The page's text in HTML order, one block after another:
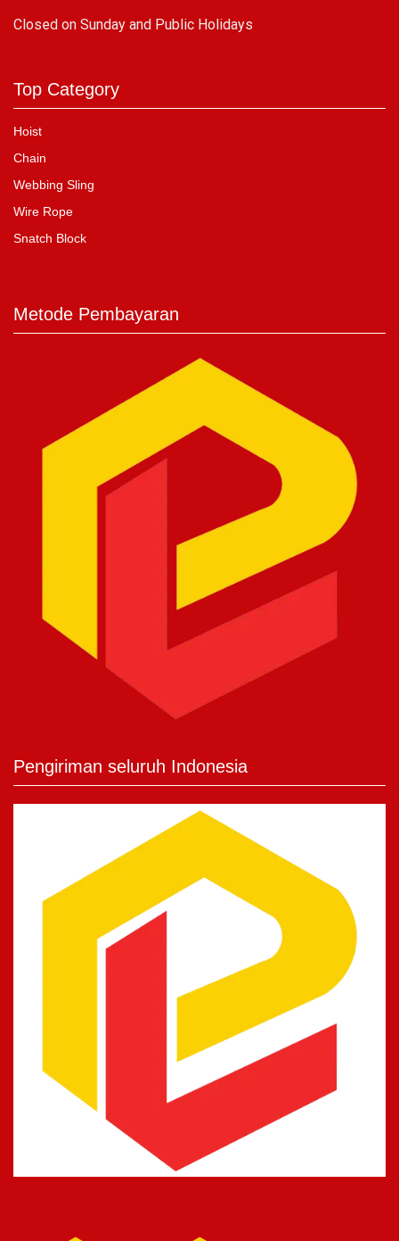
Closed on Sunday and Public Holidays
Top Category
Hoist
Chain
Webbing Sling
Wire Rope
Snatch Block
Metode Pembayaran
Pengiriman seluruh Indonesia